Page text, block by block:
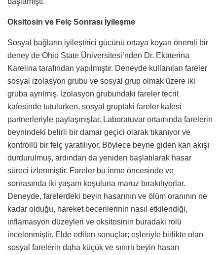
Oksitosin ve Felç Sonrası İyileşme
Sosyal bağların iyileştirici gücünü ortaya koyan önemli bir
deney de Ohio State Üniversitesi’nden Dr. Ekaterina
Karelina tarafından yapılmıştır. Deneyde kullanılan fareler
sosyal izolasyon grubu ve sosyal grup olmak üzere iki
gruba ayrılmış. İzolasyon grubundaki fareler tecrit
kafesinde tutulurken, sosyal gruptaki fareler kafesi
partnerleriyle paylaşmışlar. Laboratuvar ortamında farelerin
beynindeki belirli bir damar geçici olarak tıkanıyor ve
kontrollü bir felç yaratılıyor. Böylece beyne giden kan akışı
durdurulmuş, ardından da yeniden başlatılarak hasar
süreci izlenmiştir. Fareler bu inme öncesinde ve
sonrasında iki yaşam koşuluna maruz bırakılıyorlar.
Deneyde, farelerdeki beyin hasarının ve ölüm oranının ne
kadar olduğu, hareket becerilerinin nasıl etkilendiği,
inflamasyon düzeyleri ve oksitosinin buradaki rolü
incelenmiştir. Elde edilen sonuçlar; eşleriyle birlikte olan
sosyal farelerin daha küçük ve sınırlı beyin hasarı